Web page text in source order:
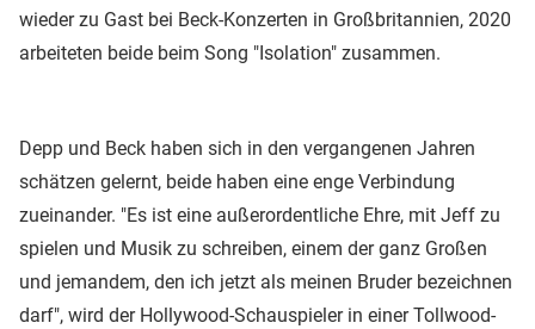
wieder zu Gast bei Beck-Konzerten in Großbritannien, 2020
arbeiteten beide beim Song "Isolation" zusammen.
Depp und Beck haben sich in den vergangenen Jahren
schätzen gelernt, beide haben eine enge Verbindung
zueinander. "Es ist eine außerordentliche Ehre, mit Jeff zu
spielen und Musik zu schreiben, einem der ganz Großen
und jemandem, den ich jetzt als meinen Bruder bezeichnen
darf", wird der Hollywood-Schauspieler in einer Tollwood-